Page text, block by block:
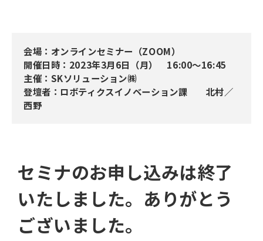
会場：オンラインセミナー（ZOOM）
開催日時：2023年3月6日（月） 16:00〜16:45
主催：SKソリューション㈱
登壇者：ロボティクスイノベーション課 北村／
西野
セミナのお申し込みは終了
いたしました。ありがとう
ございました。